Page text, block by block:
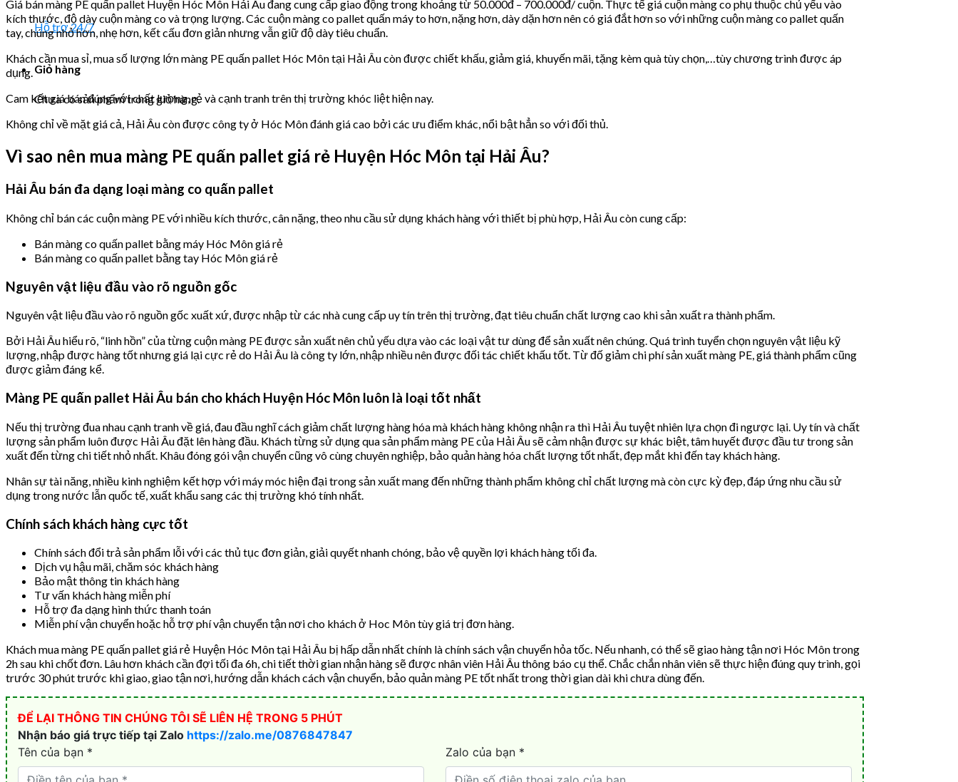
Hỗ trợ 24/7
Giỏ hàng
Chưa có sản phẩm trong giỏ hàng.
Giá bán màng PE quấn pallet Huyện Hóc Môn Hải Âu đang cung cấp giao động trong khoảng từ 50.000đ – 700.000đ/ cuộn. Thực tế giá cuộn màng co phụ thuộc chủ yếu vào
kích thước, độ dày cuộn màng co và trọng lượng. Các cuộn màng co pallet quấn máy to hơn, nặng hơn, dày dặn hơn nên có giá đắt hơn so với những cuộn màng co pallet quấn
tay, chúng nhỏ hơn, nhẹ hơn, kết cấu đơn giản nhưng vẫn giữ độ dày tiêu chuẩn.
Khách cần mua sỉ, mua số lượng lớn màng PE quấn pallet Hóc Môn tại Hải Âu còn được chiết khấu, giảm giá, khuyến mãi, tặng kèm quà tùy chọn,…tùy chương trình được áp
dụng.
Cam kết giá bán đúng với chất lượng, rẻ và cạnh tranh trên thị trường khóc liệt hiện nay.
Không chỉ về mặt giá cả, Hải Âu còn được công ty ở Hóc Môn đánh giá cao bởi các ưu điểm khác, nổi bật hẳn so với đối thủ.
Vì sao nên mua màng PE quấn pallet giá rẻ Huyện Hóc Môn tại Hải Âu?
Hải Âu bán đa dạng loại màng co quấn pallet
Không chỉ bán các cuộn màng PE với nhiều kích thước, cân nặng, theo nhu cầu sử dụng khách hàng với thiết bị phù hợp, Hải Âu còn cung cấp:
Bán màng co quấn pallet bằng máy Hóc Môn giá rẻ
Bán màng co quấn pallet bằng tay Hóc Môn giá rẻ
Nguyên vật liệu đầu vào rõ nguồn gốc
Nguyên vật liệu đầu vào rõ nguồn gốc xuất xứ, được nhập từ các nhà cung cấp uy tín trên thị trường, đạt tiêu chuẩn chất lượng cao khi sản xuất ra thành phẩm.
Bởi Hải Âu hiểu rõ, “linh hồn” của từng cuộn màng PE được sản xuất nên chủ yếu dựa vào các loại vật tư dùng để sản xuất nên chúng. Quá trình tuyển chọn nguyên vật liệu kỹ
lượng, nhập được hàng tốt nhưng giá lại cực rẻ do Hải Âu là công ty lớn, nhập nhiều nên được đối tác chiết khấu tốt. Từ đố giảm chi phí sản xuất màng PE, giá thành phẩm cũng
được giảm đáng kể.
Màng PE quấn pallet Hải Âu bán cho khách Huyện Hóc Môn luôn là loại tốt nhất
Nếu thị trường đua nhau cạnh tranh về giá, đau đầu nghĩ cách giảm chất lượng hàng hóa mà khách hàng không nhận ra thì Hải Âu tuyệt nhiên lựa chọn đi ngược lại. Uy tín và chất
lượng sản phẩm luôn được Hải Âu đặt lên hàng đầu. Khách từng sử dụng qua sản phẩm màng PE của Hải Âu sẽ cảm nhận được sự khác biệt, tâm huyết được đầu tư trong sản
xuất đến từng chi tiết nhỏ nhất. Khâu đóng gói vận chuyển cũng vô cùng chuyên nghiệp, bảo quản hàng hóa chất lượng tốt nhất, đẹp mắt khi đến tay khách hàng.
Nhân sự tài năng, nhiều kinh nghiệm kết hợp với máy móc hiện đại trong sản xuất mang đến những thành phẩm không chỉ chất lượng mà còn cực kỳ đẹp, đáp ứng nhu cầu sử
dụng trong nước lẫn quốc tế, xuất khẩu sang các thị trường khó tính nhất.
Chính sách khách hàng cực tốt
Chính sách đổi trả sản phẩm lỗi với các thủ tục đơn giản, giải quyết nhanh chóng, bảo vệ quyền lợi khách hàng tối đa.
Dịch vụ hậu mãi, chăm sóc khách hàng
Bảo mật thông tin khách hàng
Tư vấn khách hàng miễn phí
Hỗ trợ đa dạng hình thức thanh toán
Miễn phí vận chuyển hoặc hỗ trợ phí vận chuyển tận nơi cho khách ở Hoc Môn tùy giá trị đơn hàng.
Khách mua màng PE quấn pallet giá rẻ Huyện Hóc Môn tại Hải Âu bị hấp dẫn nhất chính là chính sách vận chuyển hỏa tốc. Nếu nhanh, có thể sẽ giao hàng tận nơi Hóc Môn trong
2h sau khi chốt đơn. Lâu hơn khách cần đợi tối đa 6h, chi tiết thời gian nhận hàng sẽ được nhân viên Hải Âu thông báo cụ thể. Chắc chắn nhân viên sẽ thực hiện đúng quy trình, gọi
trước 30 phút trước khi giao, giao tận nơi, hướng dẫn khách cách vận chuyển, bảo quản màng PE tốt nhất trong thời gian dài khi chưa dùng đến.